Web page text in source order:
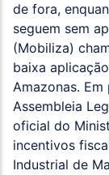
de fora,
seguem sem
(Mobiliza)
baixa
Amazonas.
Assembleia
oficial do
incentivos
Industrial de